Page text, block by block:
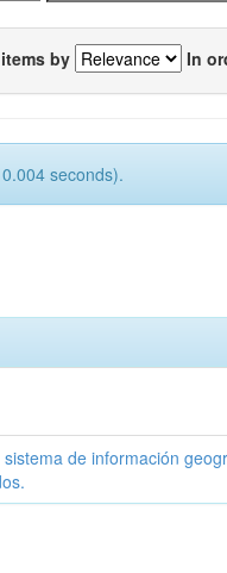
by In
seconds).
de información